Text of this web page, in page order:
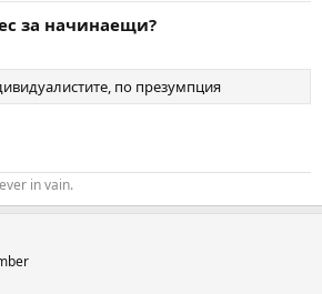
за начинаещи?
по презумпция
in vain.